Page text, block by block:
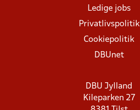
Ledige jobs
Privatlivspolitik
Cookiepolitik
DBUnet
DBU Jylland
Kileparken 27